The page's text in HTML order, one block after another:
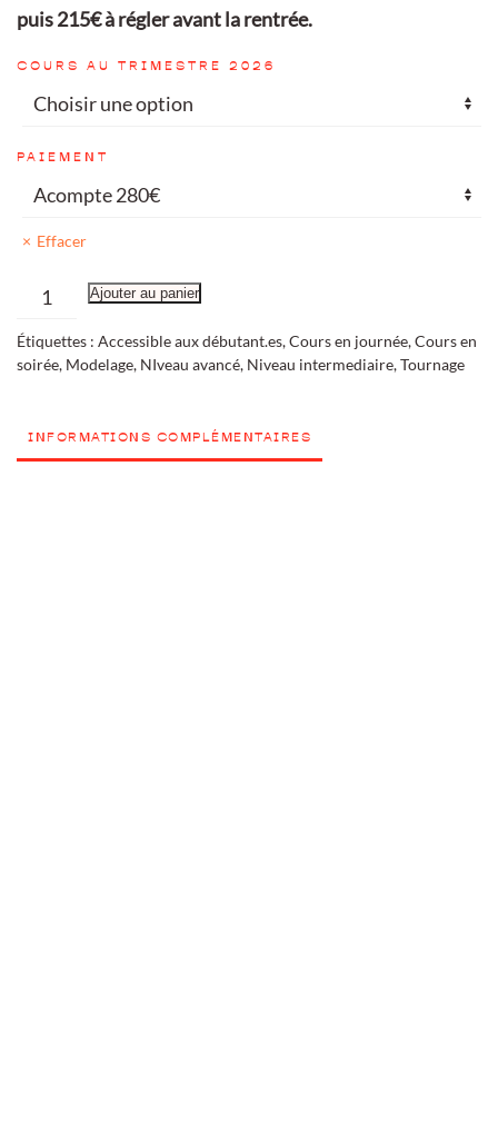
puis 215€ à régler avant la rentrée.
COURS AU TRIMESTRE 2026
PAIEMENT
Effacer
quantité
COURS
Ajouter au panier
Étiquettes : Accessible aux débutant.es,Cours en journée,Cours en
soirée, Modelage, NIveau avancé, Niveau intermediaire,Tournage
INFORMATIONS COMPLÉMENTAIRES